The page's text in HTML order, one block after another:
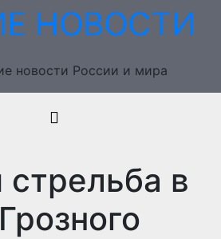
НОВОСТИ
новости России и мира
в